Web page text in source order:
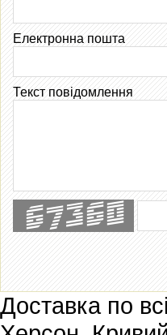
Електронна пошта
Текст повідомлення
Доставка по